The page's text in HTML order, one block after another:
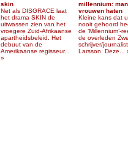
skin
Net als DISGRACE laat
het drama SKIN de
uitwassen zien van het
vroegere Zuid-Afrikaanse
apartheidsbeleid. Het
debuut van de
Amerikaanse regisseur...
»
millennium:
vrouwen haten
Kleine kans dat
nooit gehoord
de ‘Millennium’-
de overleden
schrijver/
Larsson. Deze...